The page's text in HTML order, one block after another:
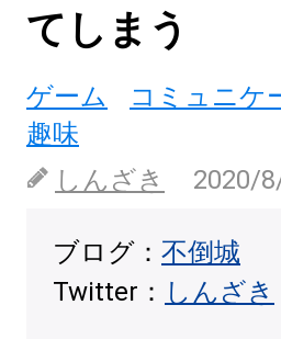
てしまう
ゲーム コミュニケ
趣味
しんざき
2020/
ブログ： 不倒城
Twitter： しんざき